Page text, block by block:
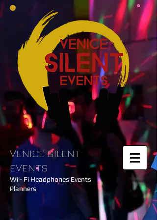
VENICE SILENT
EVENTS
Wi - Fi Headphones Events
Planners